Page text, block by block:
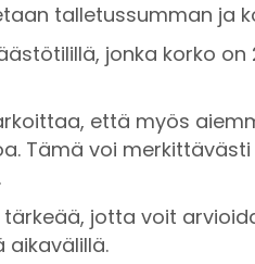
talletussumman ja
jonka korko on
että myös
Tämä voi
tärkeää, jotta voit